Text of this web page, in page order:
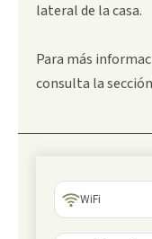
lateral de la casa.
Para más
consulta la
WiFi